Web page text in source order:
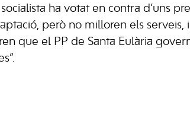
ha votat en contra d’uns
però no milloren els
que el PP de Santa Eulària